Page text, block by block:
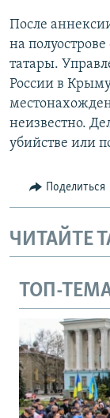
После
на
татары.
России в
неизвестно.
убийстве или
Поделиться
ЧИТАЙТЕ
ТОП-